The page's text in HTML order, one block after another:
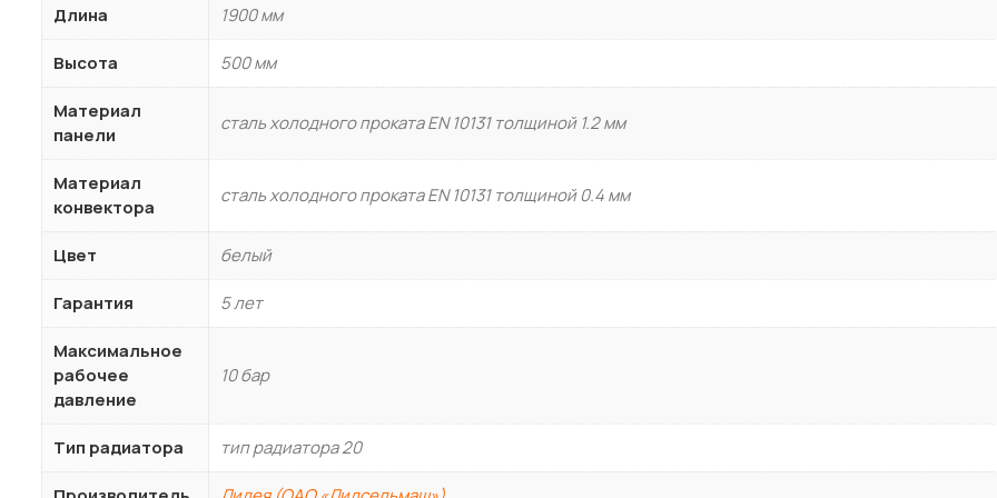
РЕЗЬБОВЫЕ ЛАТУННЫЕ ФИТИНГИ
Американки латунные
Заглушки латунные
Контргайки латунные
Крестовины латунные
Муфты латунные
Ниппели латунные
Полипропиленовые фитинги
Длина 1900 мм
Высота 500 мм
Материал
панели
сталь холодного проката EN 10131 толщиной 1.2 мм
Материал
конвектора
сталь холодного проката EN 10131 толщиной 0.4 мм
Цвет белый
Гарантия 5 лет
Максимальное
рабочее
давление
10 бар
Тип радиатора тип радиатора 20